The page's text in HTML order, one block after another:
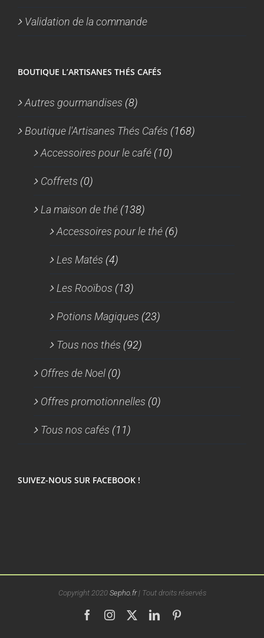
Validation de la commande
BOUTIQUE L’ARTISANES THÉS CAFÉS
Autres gourmandises (8)
Boutique l'Artisanes Thés Cafés (168)
Accessoires pour le café (10)
Coffrets (0)
La maison de thé (138)
Accessoires pour le thé (6)
Les Matés (4)
Les Rooïbos (13)
Potions Magiques (23)
Tous nos thés (92)
Offres de Noel (0)
Offres promotionnelles (0)
Tous nos cafés (11)
SUIVEZ-NOUS SUR FACEBOOK !
Copyright 2020 Sepho.fr| Tout droits réservés
FacebookInstagram LinkedIn